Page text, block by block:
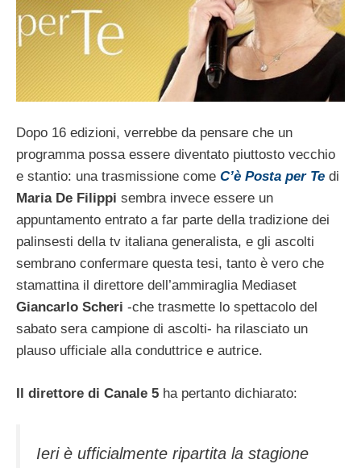
Dopo 16 edizioni, verrebbe da pensare che un
programma possa essere diventato piuttosto vecchio
e stantio: una trasmissione come C’è Posta per Te di
Maria De Filippi sembra invece essere un
appuntamento entrato a far parte della tradizione dei
palinsesti della tv italiana generalista, e gli ascolti
sembrano confermare questa tesi, tanto è vero che
stamattina il direttore dell’ammiraglia Mediaset
Giancarlo Scheri -che trasmette lo spettacolo del
sabato sera campione di ascolti- ha rilasciato un
plauso ufficiale alla conduttrice e autrice.
Il direttore di Canale 5 ha pertanto dichiarato:
Ieri è ufficialmente ripartita la stagione